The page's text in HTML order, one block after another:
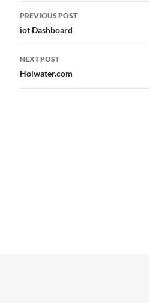
Post
navigation
PREVIOUS POST
iot Dashboard
NEXT POST
Holwater.com